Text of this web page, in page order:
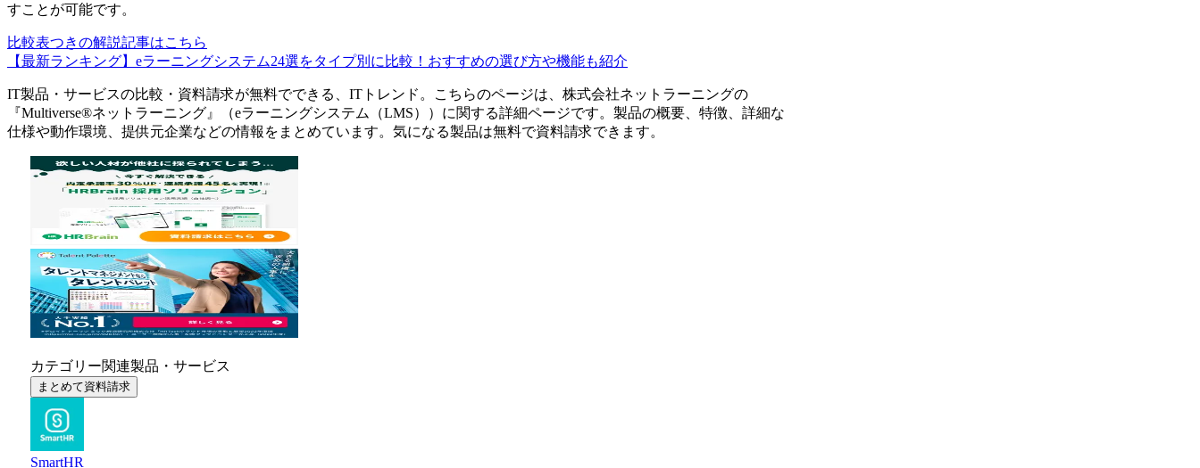
すことが可能です。
比較表つきの解説記事はこちら
【最新ランキング】eラーニングシステム24選をタイプ別に比較！おすすめの選び方や機能も紹介
IT製品・サービスの比較・資料請求が無料でできる、ITトレンド。こちらのページは、 株式会社ネットラーニングの
『Multiverse®ネットラーニング 』（eラーニングシステム（LMS）
）に関する詳細ページです。製品の概要、特徴、詳細な
仕様や動作環境、提供元企業などの情報をまとめています。気になる製品は無料で資料請求できます。
カテゴリー関連製品・サービス
まとめて資料請求
SmartHR